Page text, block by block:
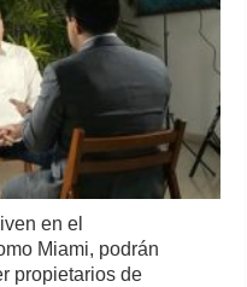
en el
Miami, podrán
propietarios de